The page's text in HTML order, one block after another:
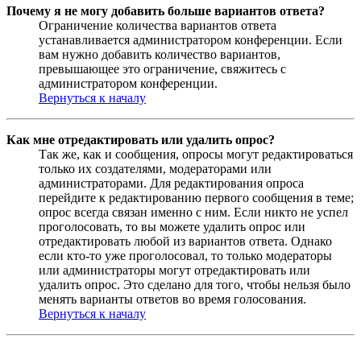
Почему я не могу добавить больше вариантов ответа?
Ограничение количества вариантов ответа
устанавливается администратором конференции. Если
вам нужно добавить количество вариантов,
превышающее это ограничение, свяжитесь с
администратором конференции.
Вернуться к началу
Как мне отредактировать или удалить опрос?
Так же, как и сообщения, опросы могут редактироваться
только их создателями, модераторами или
администраторами. Для редактирования опроса
перейдите к редактированию первого сообщения в теме;
опрос всегда связан именно с ним. Если никто не успел
проголосовать, то вы можете удалить опрос или
отредактировать любой из вариантов ответа. Однако
если кто-то уже проголосовал, то только модераторы
или администраторы могут отредактировать или
удалить опрос. Это сделано для того, чтобы нельзя было
менять варианты ответов во время голосования.
Вернуться к началу